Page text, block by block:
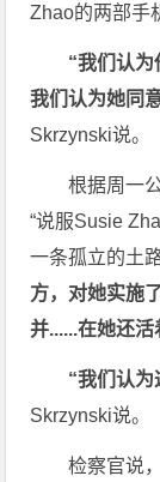
Zhao的两部手
“我们认
我们认为她同
Skrzynski说。
根据周一
“说服Susie
一条孤立的土
方，对她实施
并......在她还
“我们认
Skrzynski说。
检察官说